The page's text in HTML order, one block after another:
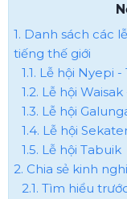
1. Danh sách các
tiếng thế giới
1.1. Lễ hội Nyepi
1.2. Lễ hội
1.3. Lễ hội
1.4. Lễ hội
1.5. Lễ hội Tabuik
2. Chia sẻ kinh
2.1. Tìm hiểu